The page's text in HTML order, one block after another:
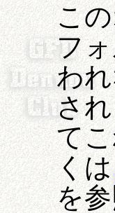
こ
フ
わ
さ
て
く
を